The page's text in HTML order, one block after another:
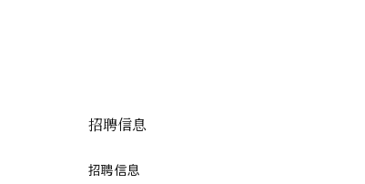
招聘信息
招聘信息